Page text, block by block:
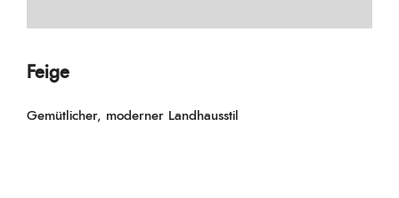
Feige
Gemütlicher, moderner Landhausstil